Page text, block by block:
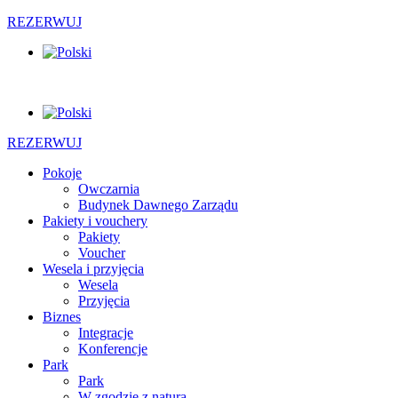
REZERWUJ
REZERWUJ
Pokoje
Owczarnia
Budynek Dawnego Zarządu
Pakiety i vouchery
Pakiety
Voucher
Wesela i przyjęcia
Wesela
Przyjęcia
Biznes
Integracje
Konferencje
Park
Park